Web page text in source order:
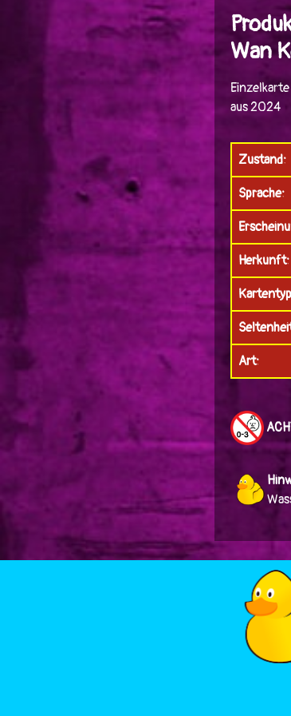
Wan
aus 2024
Zustand:
Sprache:
Herkunft:
Art: